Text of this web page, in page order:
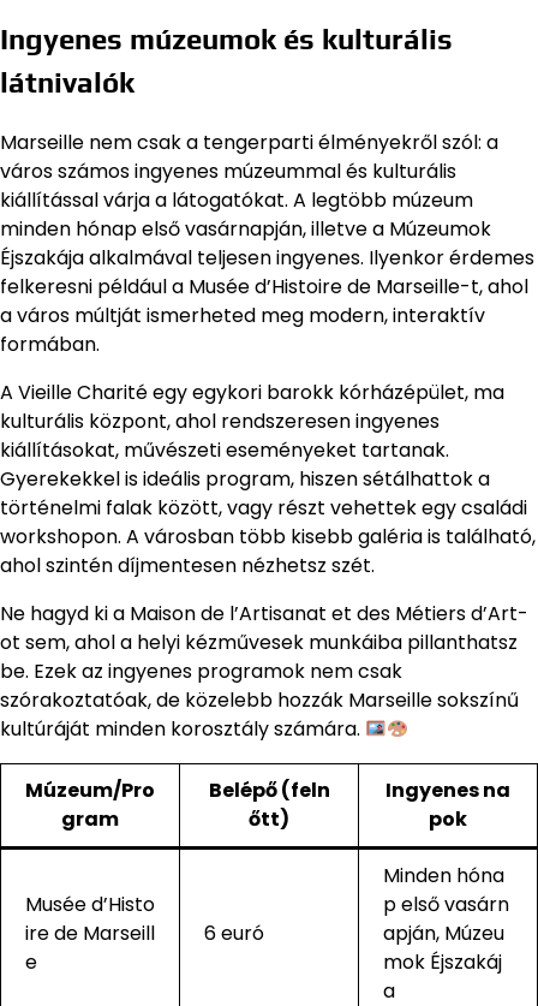
Ingyenes múzeumok és kulturális
látnivalók
Marseille nem csak a tengerparti élményekről szól: a
város számos ingyenes múzeummal és kulturális
kiállítással várja a látogatókat. A legtöbb múzeum
minden hónap első vasárnapján, illetve a Múzeumok
Éjszakája alkalmával teljesen ingyenes. Ilyenkor érdemes
felkeresni például a Musée d’Histoire de Marseille-t, ahol
a város múltját ismerheted meg modern, interaktív
formában.
A Vieille Charité egy egykori barokk kórházépület, ma
kulturális központ, ahol rendszeresen ingyenes
kiállításokat, művészeti eseményeket tartanak.
Gyerekekkel is ideális program, hiszen sétálhattok a
történelmi falak között, vagy részt vehettek egy családi
workshopon. A városban több kisebb galéria is található,
ahol szintén díjmentesen nézhetsz szét.
Ne hagyd ki a Maison de l’Artisanat et des Métiers d’Art-
ot sem, ahol a helyi kézművesek munkáiba pillanthatsz
be. Ezek az ingyenes programok nem csak
szórakoztatóak, de közelebb hozzák Marseille sokszínű
kultúráját minden korosztály számára.
Múzeum/Pro
gram
Belépő (feln
őtt)
Ingyenes na
pok
Musée d’Histo
ire de Marseill
e
6 euró
Minden hóna
p első vasárn
apján, Múzeu
mok Éjszakáj
a